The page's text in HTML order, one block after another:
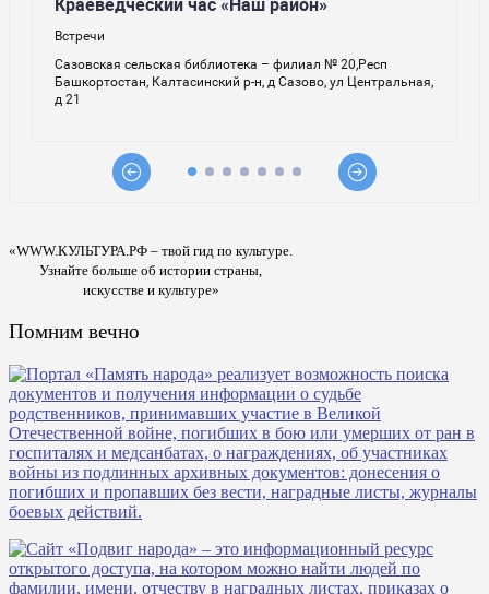
«WWW.КУЛЬТУРА.РФ – твой гид по культуре.
Узнайте больше об истории страны,
искусстве и культуре»
Помним вечно